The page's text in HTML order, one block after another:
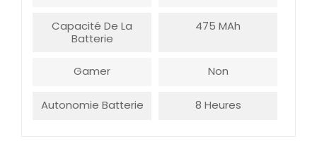
Capacité De La
Batterie
475 MAh
Gamer Non
Autonomie Batterie 8 Heures